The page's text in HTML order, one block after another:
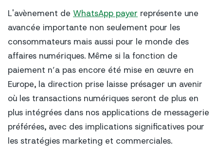
L'avènement de WhatsApp payer représente une
avancée importante non seulement pour les
consommateurs mais aussi pour le monde des
affaires numériques. Même si la fonction de
paiement n’a pas encore été mise en œuvre en
Europe, la direction prise laisse présager un avenir
où les transactions numériques seront de plus en
plus intégrées dans nos applications de messagerie
préférées, avec des implications significatives pour
les stratégies marketing et commerciales.